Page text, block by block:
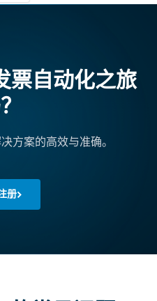
票自动化之旅
方案的高效与准确。
册